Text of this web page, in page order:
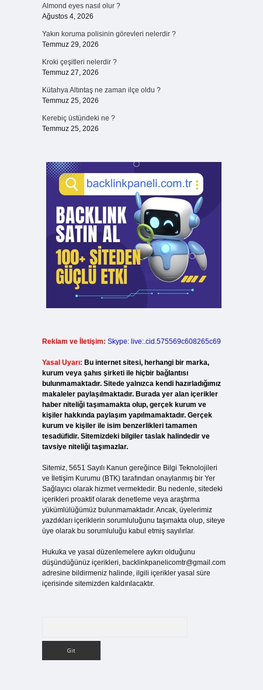
Almond eyes nasıl olur ?
Ağustos 4, 2026
Yakın koruma polisinin görevleri nelerdir ?
Temmuz 29, 2026
Kroki çeşitleri nelerdir ?
Temmuz 27, 2026
Kütahya Altıntaş ne zaman ilçe oldu ?
Temmuz 25, 2026
Kerebiç üstündeki ne ?
Temmuz 25, 2026
Reklam ve İletişim: Skype: live:.cid.575569c608265c69
Yasal Uyarı: Bu internet sitesi, herhangi bir marka,
kurum veya şahıs şirketi ile hiçbir bağlantısı
bulunmamaktadır. Sitede yalnızca kendi hazırladığımız
makaleler paylaşılmaktadır. Burada yer alan içerikler
haber niteliği taşımamakta olup, gerçek kurum ve
kişiler hakkında paylaşım yapılmamaktadır. Gerçek
kurum ve kişiler ile isim benzerlikleri tamamen
tesadüfidir. Sitemizdeki bilgiler taslak halindedir ve
tavsiye niteliği taşımazlar.
Sitemiz, 5651 Sayılı Kanun gereğince Bilgi Teknolojileri
ve İletişim Kurumu (BTK) tarafından onaylanmış bir Yer
Sağlayıcı olarak hizmet vermektedir. Bu nedenle, sitedeki
içerikleri proaktif olarak denetleme veya araştırma
yükümlülüğümüz bulunmamaktadır. Ancak, üyelerimiz
yazdıkları içeriklerin sorumluluğunu taşımakta olup, siteye
üye olarak bu sorumluluğu kabul etmiş sayılırlar.
Hukuka ve yasal düzenlemelere aykırı olduğunu
düşündüğünüz içerikleri, backlinkpanelicomtr@gmail.com
adresine bildirmeniz halinde, ilgili içerikler yasal süre
içerisinde sitemizden kaldırılacaktır.